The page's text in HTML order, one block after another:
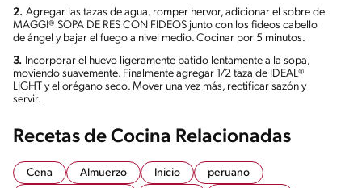
2. Agregar las tazas de agua, romper hervor, adicionar el sobre de
MAGGI® SOPA DE RES CON FIDEOS junto con los fideos cabello
de ángel y bajar el fuego a nivel medio. Cocinar por 5 minutos.
3. Incorporar el huevo ligeramente batido lentamente a la sopa,
moviendo suavemente. Finalmente agregar 1/2 taza de IDEAL®
LIGHT y el orégano seco. Mover una vez más, rectificar sazón y
servir.
Recetas de Cocina Relacionadas
Cena Almuerzo Inicio
peruano